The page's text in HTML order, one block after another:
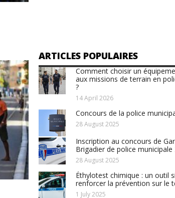
ARTICLES POPULAIRES
Comment choisir un
aux missions de terrain en
?
14 April 2026
Concours de la police
28 August 2025
Inscription au concours de
Brigadier de police municipale
28 August 2025
Éthylotest chimique : un outil
renforcer la prévention sur le
1 July 2025